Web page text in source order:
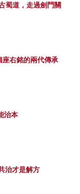
蜀道，走過劍門關
座右銘的兩代傳承
治本
治才是解方